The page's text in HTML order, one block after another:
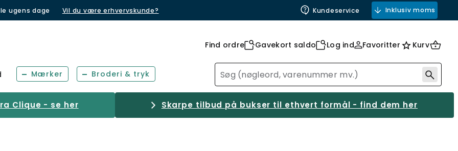
ugens dage Vil du være erhvervskunde? Kundeservice Inklusiv moms
Find ordre Gavekort saldo Log ind Favoritter Kurv
Mærker Broderi & tryk
Clique - se her Skarpe tilbud på bukser til ethvert formål - find dem her